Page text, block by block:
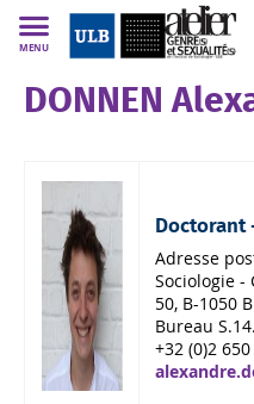
MENU
AGS FR Membres Corps
DONNEN
Doctorant
Adresse
Sociologie -
50, B-1050
Bureau
+32 (0)2